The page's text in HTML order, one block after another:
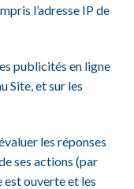
l’adresse IP de
publicités en ligne
Site, et sur les
les réponses
ses actions (par
est ouverte et les